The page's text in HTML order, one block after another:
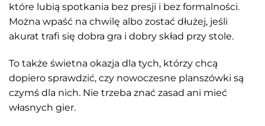
które lubią spotkania bez presji i bez formalności.
Można wpaść na chwilę albo zostać dłużej, jeśli
akurat trafi się dobra gra i dobry skład przy stole.
To także świetna okazja dla tych, którzy chcą
dopiero sprawdzić, czy nowoczesne planszówki są
czymś dla nich. Nie trzeba znać zasad ani mieć
własnych gier.